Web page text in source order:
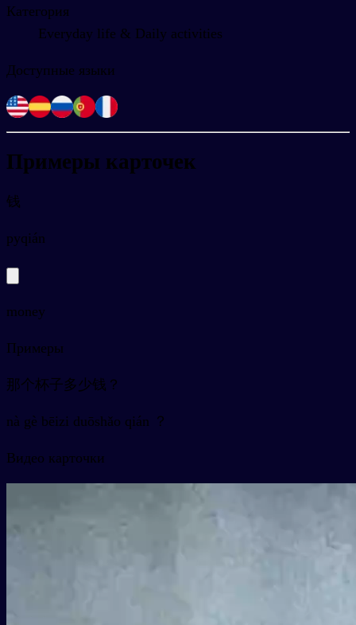
Категория
Everyday life & Daily activities
Доступные языки
Примеры карточек
钱
pyqián
money
Примеры
那个杯子多少钱？
nà gè bēizi duōshǎo qián ？
Видео карточки